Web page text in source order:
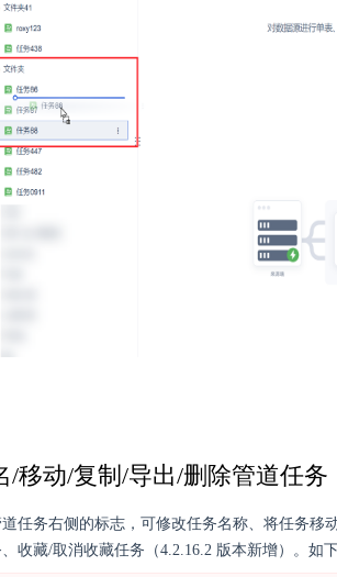
/移动/复制/导出/删除管道任务
任务右侧的标志，可修改任务名称、将任务移
收藏/取消收藏任务（4.2.16.2 版本新增）。如